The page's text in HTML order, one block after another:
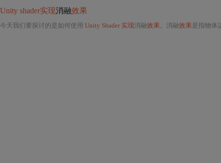
Unity shader实现消融效果
今天我们要探讨的是如何使用 Unity Shader 实现消融效果。消融效果是指物体